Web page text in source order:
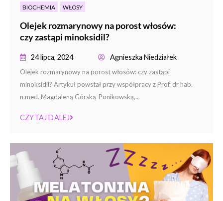
BIOCHEMIA WŁOSY
Olejek rozmarynowy na porost włosów:
czy zastąpi minoksidil?
24 lipca, 2024 Agnieszka Niedziałek
Olejek rozmarynowy na porost włosów: czy zastąpi
minoksidil? Artykuł powstał przy współpracy z Prof. dr hab.
n.med. Magdaleną Górską-Ponikowską,...
CZYTAJ DALEJ